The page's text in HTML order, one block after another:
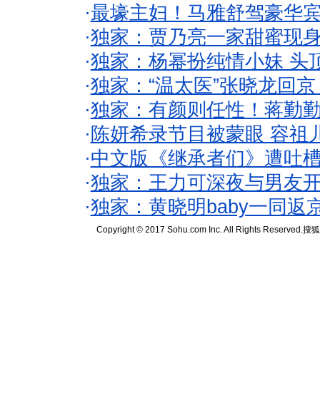
·最壕主妇！马雅舒驾豪华
·独家：贾乃亮一家甜蜜现
·独家：杨幂扮纯情小妹 头
·独家：“温太医”张晓龙回
·独家：有颜则任性！蒋勤
· 陈妍希录节目被蒙眼 容祖
·中文版《继承者们》遭吐
·独家：王力可深夜与男友
·独家：黄晓明baby一同返
Copyright © 2017 Sohu.com Inc. All Rights Reserved.搜